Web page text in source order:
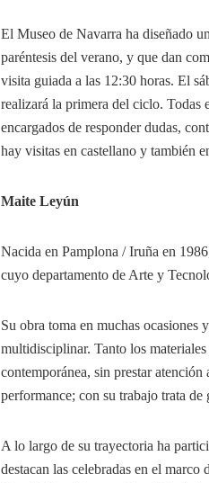
El Museo de Navarra ha diseñado
paréntesis del verano, y que dan
visita guiada a las 12:30 horas. El
realizará la primera del ciclo.
encargados de responder dudas,
hay visitas en castellano y también
Maite Leyún
Nacida en Pamplona / Iruña en
cuyo departamento de Arte y
Su obra toma en muchas
multidisciplinar. Tanto los
contemporánea, sin prestar
performance; con su trabajo trata de
A lo largo de su trayectoria ha
destacan las celebradas en el